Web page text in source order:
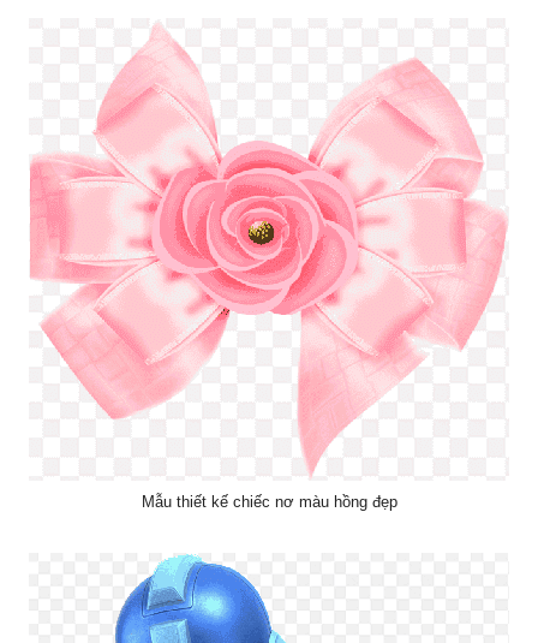
Mẫu thiết kế chiếc nơ màu hồng đẹp